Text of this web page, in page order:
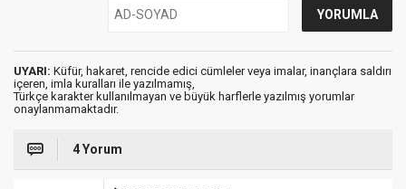
UYARI: Küfür, hakaret, rencide edici cümleler veya imalar, inançlara saldırı
içeren, imla kuralları ile yazılmamış,
Türkçe karakter kullanılmayan ve büyük harflerle yazılmış yorumlar
onaylanmamaktadır.
4 Yorum